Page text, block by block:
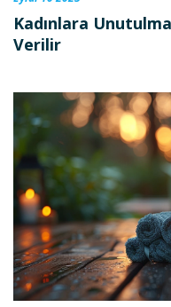
Kadınlara
Verilir